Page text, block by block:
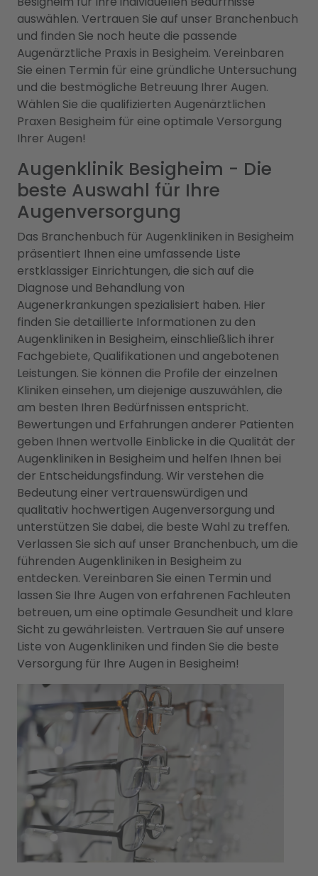
auswählen. Vertrauen Sie auf unser Branchenbuch
und finden Sie noch heute die passende
Augenärztliche Praxis in Besigheim. Vereinbaren
Sie einen Termin für eine gründliche Untersuchung
und die bestmögliche Betreuung Ihrer Augen.
Wählen Sie die qualifizierten Augenärztlichen
Praxen Besigheim für eine optimale Versorgung
Ihrer Augen!
Augenklinik Besigheim - Die
beste Auswahl für Ihre
Augenversorgung
Das Branchenbuch für Augenkliniken in Besigheim
präsentiert Ihnen eine umfassende Liste
erstklassiger Einrichtungen, die sich auf die
Diagnose und Behandlung von
Augenerkrankungen spezialisiert haben. Hier
finden Sie detaillierte Informationen zu den
Augenkliniken in Besigheim, einschließlich ihrer
Fachgebiete, Qualifikationen und angebotenen
Leistungen. Sie können die Profile der einzelnen
Kliniken einsehen, um diejenige auszuwählen, die
am besten Ihren Bedürfnissen entspricht.
Bewertungen und Erfahrungen anderer Patienten
geben Ihnen wertvolle Einblicke in die Qualität der
Augenkliniken in Besigheim und helfen Ihnen bei
der Entscheidungsfindung. Wir verstehen die
Bedeutung einer vertrauenswürdigen und
qualitativ hochwertigen Augenversorgung und
unterstützen Sie dabei, die beste Wahl zu treffen.
Verlassen Sie sich auf unser Branchenbuch, um die
führenden Augenkliniken in Besigheim zu
entdecken. Vereinbaren Sie einen Termin und
lassen Sie Ihre Augen von erfahrenen Fachleuten
betreuen, um eine optimale Gesundheit und klare
Sicht zu gewährleisten. Vertrauen Sie auf unsere
Liste von Augenkliniken und finden Sie die beste
Versorgung für Ihre Augen in Besigheim!